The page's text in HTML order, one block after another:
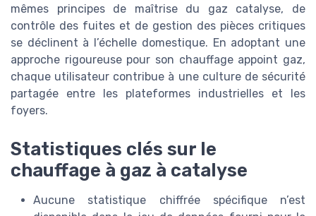
mêmes principes de maîtrise du gaz catalyse, de
contrôle des fuites et de gestion des pièces critiques
se déclinent à l’échelle domestique. En adoptant une
approche rigoureuse pour son chauffage appoint gaz,
chaque utilisateur contribue à une culture de sécurité
partagée entre les plateformes industrielles et les
foyers.
Statistiques clés sur le
chauffage à gaz à catalyse
Aucune statistique chiffrée spécifique n’est